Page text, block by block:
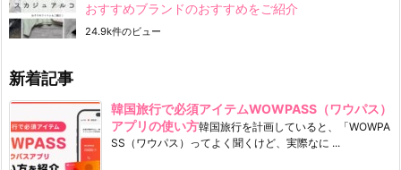
おすすめブランドのおすすめをご紹介
24.9k件のビュー
新着記事
韓国旅行で必須アイテムWOWPASS（ワウパス）
アプリの使い方韓国旅行を計画していると、「WOWPA
SS（ワウパス）ってよく聞くけど、実際なに ...